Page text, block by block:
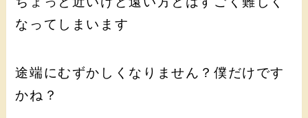
なってしまいます
途端にむずかしくなりません？僕だけです
かね？